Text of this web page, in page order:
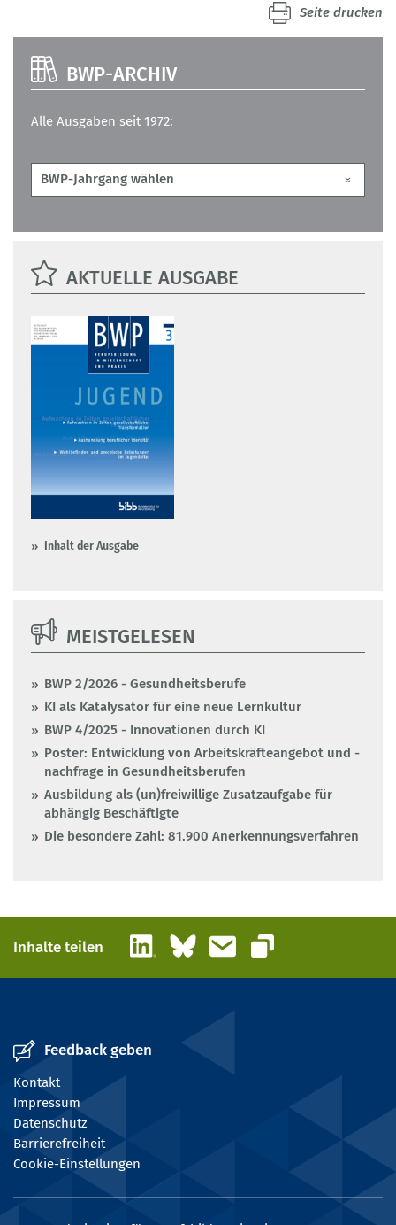
Seite drucken
BWP-ARCHIV
Alle Ausgaben seit 1972:
AKTUELLE AUSGABE
Inhalt der Ausgabe
MEISTGELESEN
BWP 2/2026 - Gesundheitsberufe
KI als Katalysator für eine neue Lernkultur
BWP 4/2025 - Innovationen durch KI
Poster: Entwicklung von Arbeitskräfteangebot und -
nachfrage in Gesundheitsberufen
Ausbildung als (un)freiwillige Zusatzaufgabe für
abhängig Beschäftigte
Die besondere Zahl: 81.900 Anerkennungsverfahren
Inhalte teilen LinkedInBlueskyE-Mail
Link kopieren
Feedback geben
Kontakt
Impressum
Datenschutz
Barrierefreiheit
Cookie-Einstellungen